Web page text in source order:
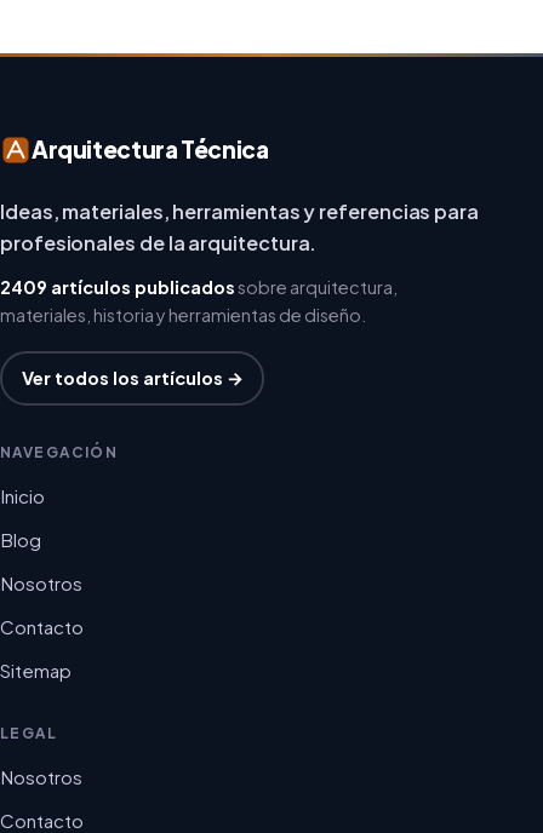
Arquitectura Técnica
Ideas, materiales, herramientas y referencias para
profesionales de la arquitectura.
2409 artículos publicados sobre arquitectura,
materiales, historia y herramientas de diseño.
Ver todos los artículos →
NAVEGACIÓN
Inicio
Blog
Nosotros
Contacto
Sitemap
LEGAL
Nosotros
Contacto